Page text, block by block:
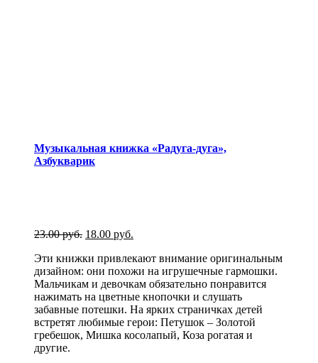
Музыкальная книжка «Радуга-дуга»,
Азбукварик
23.00руб. 18.00 руб.
Эти книжки привлекают внимание оригинальным
дизайном: они похожи на игрушечные гармошки.
Мальчикам и девочкам обязательно понравится
нажимать на цветные кнопочки и слушать
забавные потешки. На ярких страничках детей
встретят любимые герои: Петушок – Золотой
гребешок, Мишка косолапый, Коза рогатая и
другие.